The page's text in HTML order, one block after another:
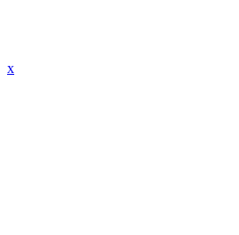
x